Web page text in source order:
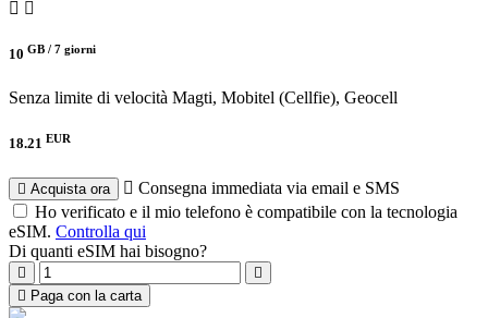
10 GB / 7 giorni
Senza limite di velocità Magti, Mobitel (Cellfie), Geocell
18.21 EUR
Acquista ora
Consegna immediata via email e SMS
Ho verificato e il mio telefono è compatibile con la tecnologia
eSIM. Controlla qui
Di quanti eSIM hai bisogno?
Paga con la carta